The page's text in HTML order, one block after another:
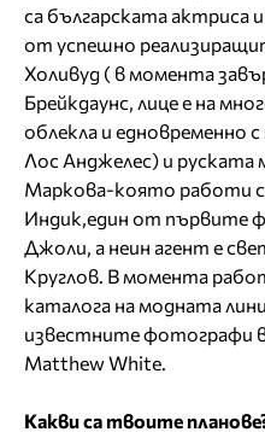
са българската актриса
от успешно
Холивуд ( в момента
Брейкдаунс, лице е на
облекла и едновременно
Лос Анджелес) и руската
Маркова-която работи
Индик,един от първите
Джоли, а неин агент е
Круглов. В момента
каталога на модната
известните фотографи
Matthew White.
Какви са твоите